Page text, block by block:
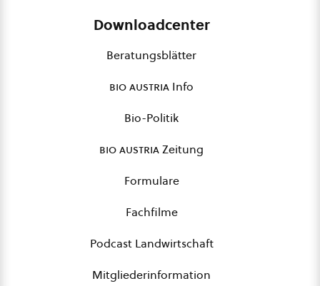
Downloadcenter
Beratungsblätter
bio austria Info
Bio-Politik
bio austriaZeitung
Formulare
Fachfilme
Podcast Landwirtschaft
Mitgliederinformation